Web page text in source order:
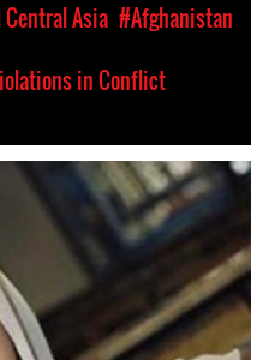
Central Asia #Afghanistan
in Conflict